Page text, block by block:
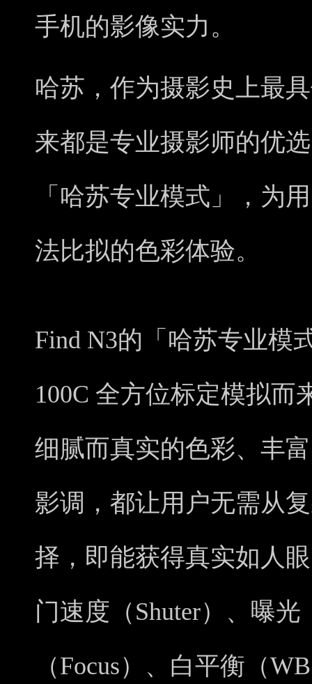
手机的影像实力。
哈苏，作为摄影史上最
来都是专业摄影师的优
「哈苏专业模式」，为
法比拟的色彩体验。
Find N3的「哈苏专业模
100C 全方位标定模拟而
细腻而真实的色彩、丰
影调，都让用户无需从
择，即能获得真实如人
门速度（Shuter）、曝
（Focus）、白平衡（